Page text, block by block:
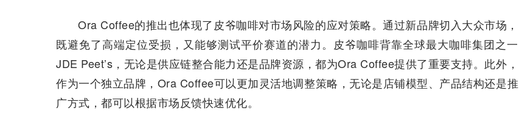
Ora Coffee的推出也体现了皮爷咖啡对市场风险的应对策略。通过新品牌切入大众市场，
既避免了高端定位受损，又能够测试平价赛道的潜力。皮爷咖啡背靠全球最大咖啡集团之一
JDE Peet’s，无论是供应链整合能力还是品牌资源，都为Ora Coffee提供了重要支持。此外，
作为一个独立品牌，Ora Coffee可以更加灵活地调整策略，无论是店铺模型、产品结构还是推
广方式，都可以根据市场反馈快速优化。